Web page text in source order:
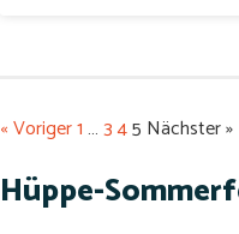
« Voriger1 …345 Nächster »
Hüppe-